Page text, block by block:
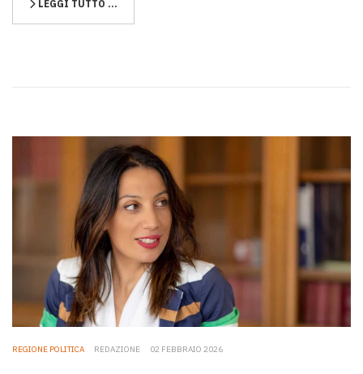
LEGGI TUTTO …
REGIONE POLITICA REDAZIONE 02 FEBBRAIO 2026